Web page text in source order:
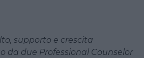
supporto e crescita
da due Professional Counselor